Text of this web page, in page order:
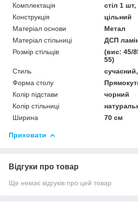
Комплектація
стіл 1 шт,
Конструкція
цільний
Матеріал основи
Метал
Матеріал стільниці
ДСП
Розмір стільців
(вис: 45/
55)
Стиль
Форма столу
Колір підстави
чорний
Колір стільниці
Ширина
70 см
Приховати
Відгуки про товар
Ще немає відгуків про цей товар